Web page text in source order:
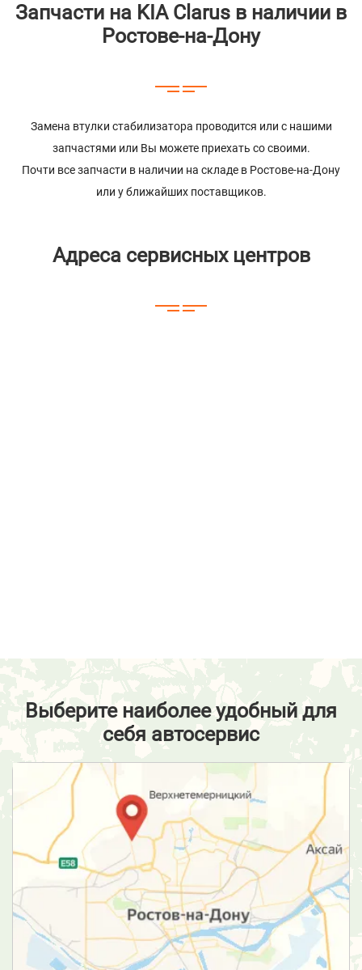
Запчасти на KIA Clarus в наличии в
Ростове-на-Дону
Замена втулки стабилизатора проводится или с нашими
запчастями или Вы можете приехать со своими.
Почти все запчасти в наличии на складе в Ростове-на-Дону
или у ближайших поставщиков.
Адреса сервисных центров
Выберите наиболее удобный для
себя автосервис